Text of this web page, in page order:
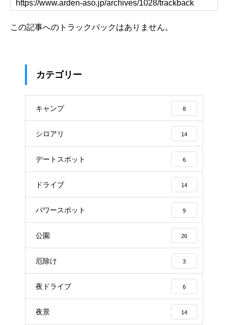
この記事へのトラックバックはありません。
カテゴリー
キャンプ 8
シロアリ 14
デートスポット 6
ドライブ 14
パワースポット 9
公園 26
厄除け 3
夜ドライブ 6
夜景 14